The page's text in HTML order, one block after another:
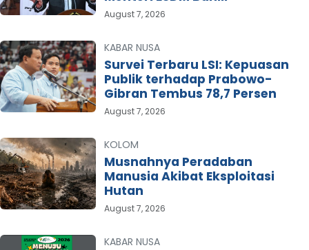
August 7, 2026
KABAR NUSA
Survei Terbaru LSI: Kepuasan
Publik terhadap Prabowo-
Gibran Tembus 78,7 Persen
August 7, 2026
KOLOM
Musnahnya Peradaban
Manusia Akibat Eksploitasi
Hutan
August 7, 2026
KABAR NUSA